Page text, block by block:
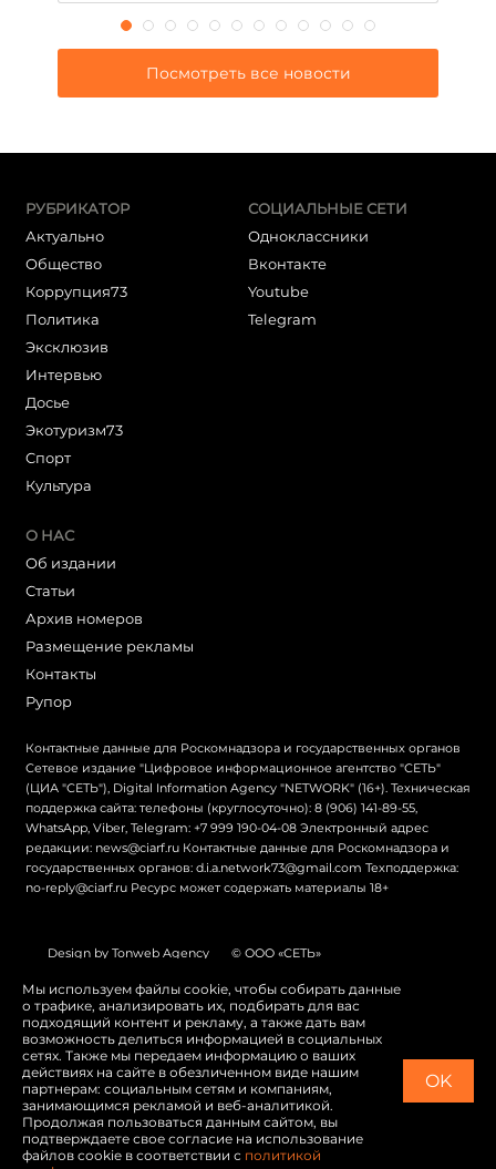
Посмотреть все новости
РУБРИКАТОР
Актуально
Общество
Коррупция73
Политика
Эксклюзив
Интервью
Досье
Экотуризм73
Cпорт
Культура
СОЦИАЛЬНЫЕ СЕТИ
Одноклассники
Вконтакте
Youtube
Telegram
О НАС
Об издании
Статьи
Архив номеров
Размещение рекламы
Контакты
Рупор
Контактные данные для Роскомнадзора и государственных органов
Сетевое издание "Цифровое информационное агентство "СЕТЬ"
(ЦИА "СЕТЬ"), Digital Information Agency "NETWORK" (16+). Техническая
поддержка сайта: телефоны (круглосуточно): 8 (906) 141-89-55,
WhatsApp, Viber, Telegram: +7 999 190-04-08 Электронный адрес
редакции: news@ciarf.ru Контактные данные для Роскомнадзора и
государственных органов: d.i.a.network73@gmail.com Техподдержка:
no-reply@ciarf.ru Ресурс может содержать материалы 18+
Design by Tonweb Agency © ООО «СЕТЬ»
Политика конфиденциальности Карта сайта
Switch to English
Мы используем файлы cookie, чтобы собирать данные
о трафике, анализировать их, подбирать для вас
подходящий контент и рекламу, а также дать вам
возможность делиться информацией в социальных
сетях. Также мы передаем информацию о ваших
действиях на сайте в обезличенном виде нашим
партнерам: социальным сетям и компаниям,
занимающимся рекламой и веб-аналитикой.
Продолжая пользоваться данным сайтом, вы
подтверждаете свое согласие на использование
файлов cookie в соответствии с политикой
OK